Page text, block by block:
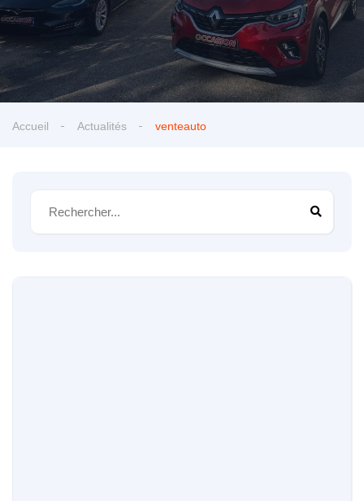
Accueil Actualités venteauto